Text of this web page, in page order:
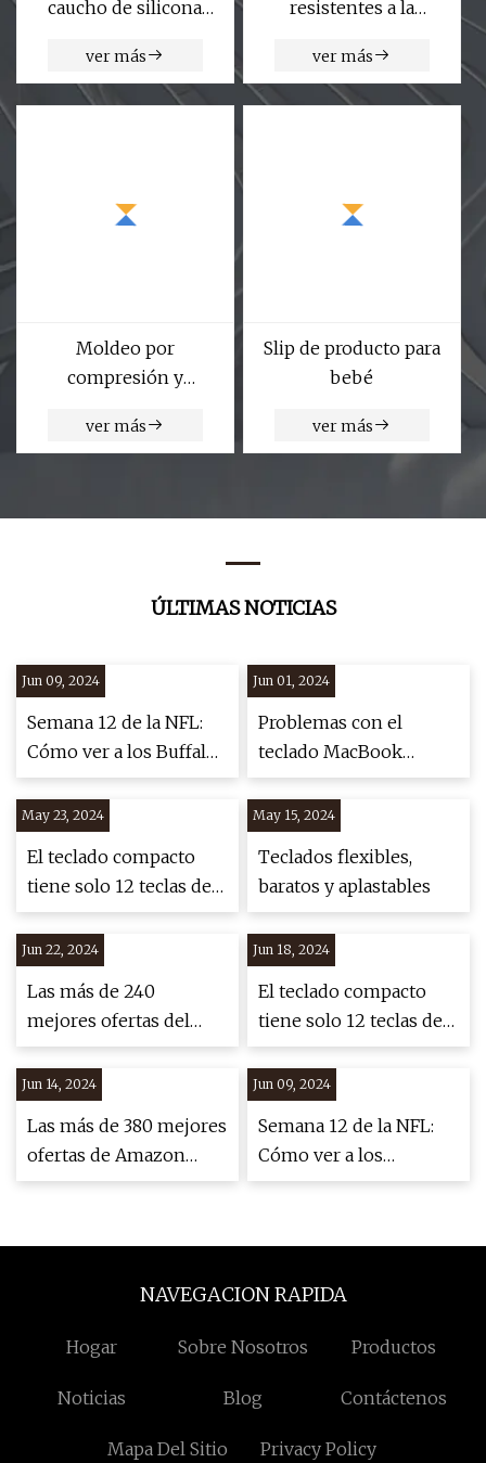
caucho de silicona
para silla de ruedas
ver más
resistentes a la
tamaños PTFE NBR
FKM Silicona PU HNBR
ver más
Moldeo por
compresión y
de silicona
caucho de silicona
ver más
Slip de producto para
bebé
ver más
ÚLTIMAS NOTICIAS
Jun 09, 2024
Semana 12 de la NFL:
Cómo ver a los Buffalo
Bills
Jun 01, 2024
Problemas con el
teclado MacBook
Pro/Air Butterfly (se
repite, se atasca, no
responde)
May 23, 2024
El teclado compacto
tiene solo 12 teclas de
función.
May 15, 2024
Teclados flexibles,
baratos y aplastables
Jun 22, 2024
Las más de 240
mejores ofertas del
Black Friday aún
disponibles el
domingo de 2022
Jun 18, 2024
El teclado compacto
tiene solo 12 teclas de
función.
Jun 14, 2024
Las más de 380 mejores
ofertas de Amazon
Cyber ​​Monday
Jun 09, 2024
Semana 12 de la NFL:
Cómo ver a los
Gigantes de Nueva
NAVEGACION RAPIDA
Hogar Sobre Nosotros Productos
Noticias Blog Contáctenos
Mapa Del Sitio Privacy Policy